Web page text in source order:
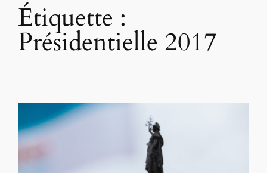
Étiquette :
Présidentielle 2017